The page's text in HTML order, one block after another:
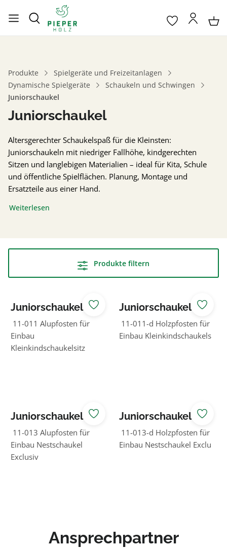
Produkte
Spielgeräte und Freizeitanlagen
Dynamische Spielgeräte
Schaukeln und Schwingen
Juniorschaukel
Juniorschaukel
Altersgerechter Schaukelspaß für die Kleinsten:
Juniorschaukeln mit niedriger Fallhöhe, kindgerechten
Sitzen und langlebigen Materialien – ideal für Kita, Schule
und öffentliche Spielflächen. Planung, Montage und
Ersatzteile aus einer Hand.
Weiterlesen
Produkte filtern
Juniorschaukel
ohne Sitz oder
Nest
11-011 Alupfosten für
Einbau
Kleinkindschaukelsitz
Juniorschaukel
ohne Sitz oder
Nest
11-011-d Holzpfosten für
Einbau Kleinkindschaukels
Juniorschaukel
ohne Sitz oder
Nest
11-013 Alupfosten für
Einbau Nestschaukel
Exclusiv
Juniorschaukel
ohne Sitz oder
Nest
11-013-d Holzpfosten für
Einbau Nestschaukel Exclu
Ansprechpartner